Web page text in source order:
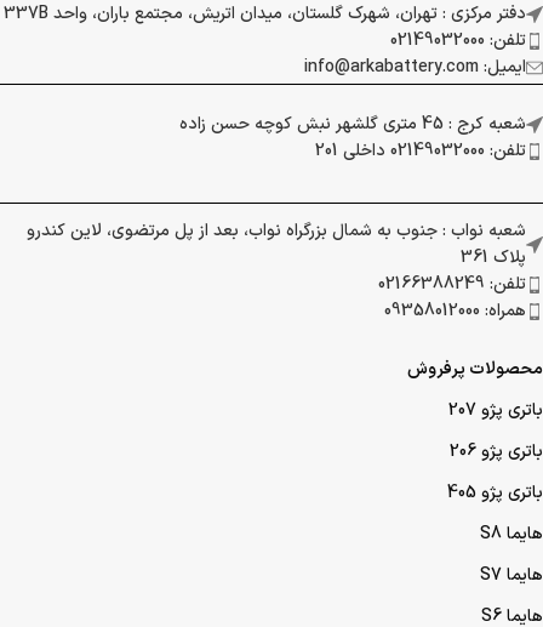
دفتر مرکزی : تهران، شهرک گلستان، میدان اتریش، مجتمع باران، واحد 337B
تلفن: 02149032000
ایمیل: info@arkabattery.com
شعبه کرج : 45 متری گلشهر نبش کوچه حسن زاده
تلفن: 02149032000 داخلی 201
شعبه نواب : جنوب به شمال بزرگراه نواب، بعد از پل مرتضوی، لاین کندرو
پلاک 361
تلفن: 02166388249
همراه: 09358012000
محصولات پرفروش
باتری پژو 207
باتری پژو 206
باتری پژو 405
هایما S8
هایما S7
هایما S6